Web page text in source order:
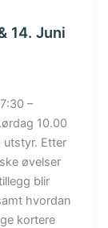
14. Juni
–
10.00
utstyr. Etter
øvelser
blir
hvordan
kortere